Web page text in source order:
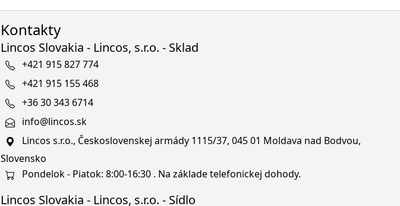
Kontakty
Lincos Slovakia - Lincos, s.r.o. - Sklad
+421 915 827 774
+421 915 155 468
+36 30 343 6714
info@lincos.sk
Lincos s.r.o., Československej armády 1115/37, 045 01 Moldava nad Bodvou,
Slovensko
Pondelok - Piatok: 8:00-16:30 . Na základe telefonickej dohody.
Lincos Slovakia - Lincos, s.r.o. - Sídlo